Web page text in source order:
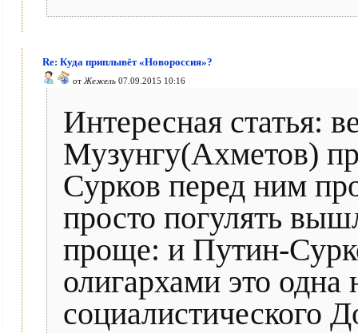
Re: Куда приплывёт «Новороссия»?
от Жежель 07.09.2015 10:16
Интересная статья:
Музунгу(Ахметов)
Сурков перед ним
просто погулять
проще: и Путин-
олигархами это одна
социалистического